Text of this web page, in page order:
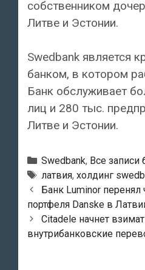
собственником
Литве и Эстонии.
Swedbank является
банком, в котором
Банк обслуживает
лиц и 280 тыс.
Литве и Эстонии.
Рубрики
Swedbank, Все записи
Тэги
латвия, холдинг
Навигация
по
записям
Банк Luminor перенял
портфеля Danske в
Citadele начнет
внутрибанковские